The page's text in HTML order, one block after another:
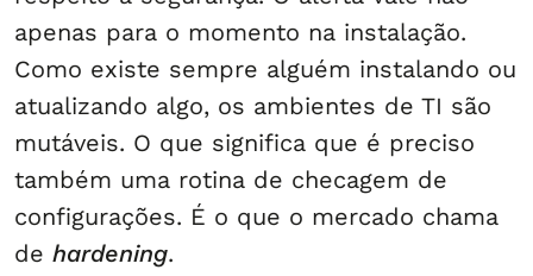
apenas para o momento na instalação.
Como existe sempre alguém instalando ou
atualizando algo, os ambientes de TI são
mutáveis. O que significa que é preciso
também uma rotina de checagem de
configurações. É o que o mercado chama
de hardening.